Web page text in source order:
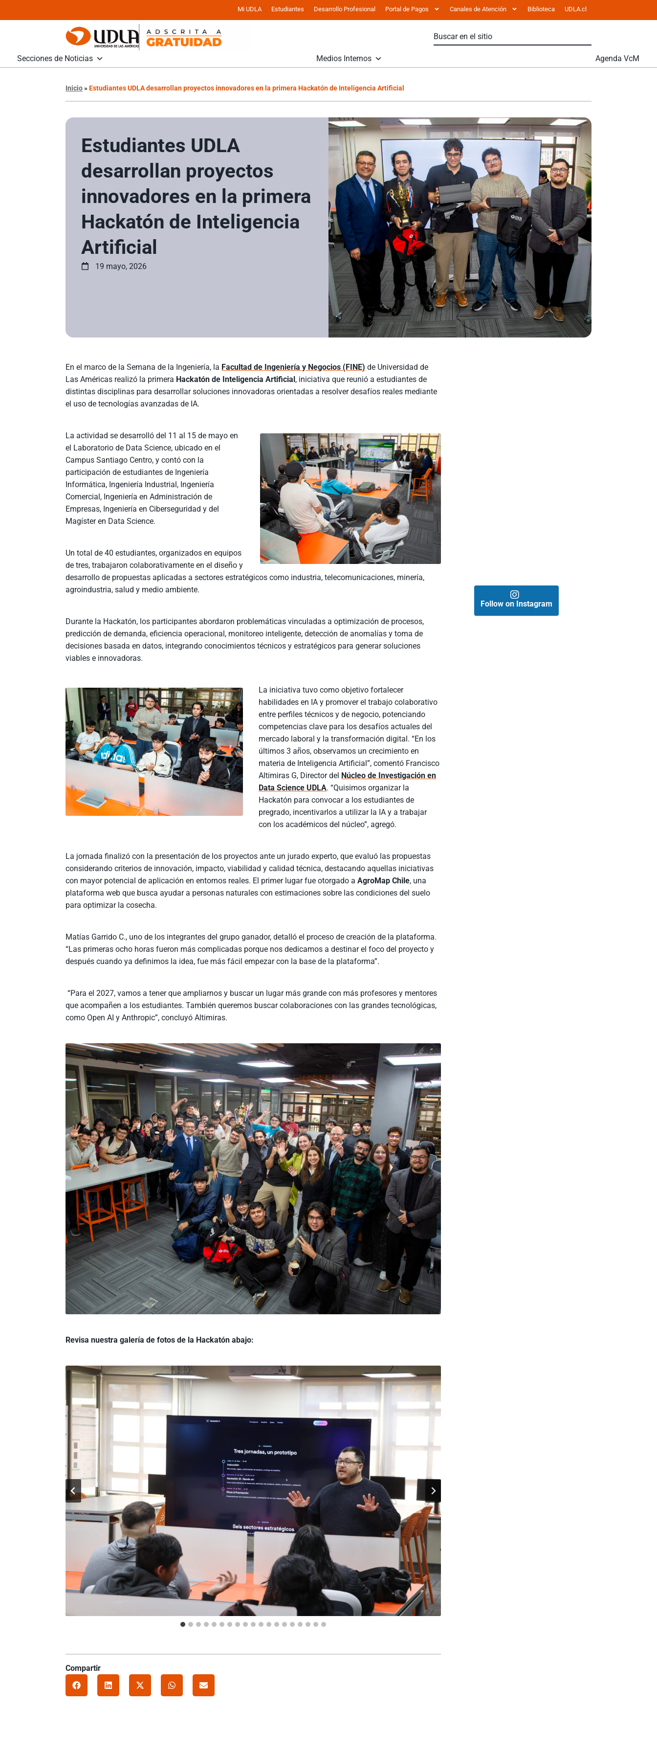
Mi UDLA Estudiantes Desarrollo Profesional Portal de Pagos Canales de Atención Biblioteca UDLA.cl
Secciones de Noticias Medios Internos Agenda VcM
Inicio»Estudiantes UDLA desarrollan proyectos innovadores en la primera Hackatón de Inteligencia Artificial
Estudiantes UDLA
desarrollan proyectos
innovadores en la primera
Hackatón de Inteligencia
Artificial
19 mayo, 2026
En el marco de la Semana de la Ingeniería, la Facultad de Ingeniería y Negocios (FINE) de Universidad de
Las Américas realizó la primera Hackatón de Inteligencia Artificial, iniciativa que reunió a estudiantes de
distintas disciplinas para desarrollar soluciones innovadoras orientadas a resolver desafíos reales mediante
el uso de tecnologías avanzadas de IA.
La actividad se desarrolló del 11 al 15 de mayo en
el Laboratorio de Data Science, ubicado en el
Campus Santiago Centro, y contó con la
participación de estudiantes de Ingeniería
Informática, Ingeniería Industrial, Ingeniería
Comercial, Ingeniería en Administración de
Empresas, Ingeniería en Ciberseguridad y del
Magíster en Data Science.
Un total de 40 estudiantes, organizados en equipos
de tres, trabajaron colaborativamente en el diseño y
desarrollo de propuestas aplicadas a sectores estratégicos como industria, telecomunicaciones, minería,
agroindustria, salud y medio ambiente.
Durante la Hackatón, los participantes abordaron problemáticas vinculadas a optimización de procesos,
predicción de demanda, eficiencia operacional, monitoreo inteligente, detección de anomalías y toma de
decisiones basada en datos, integrando conocimientos técnicos y estratégicos para generar soluciones
viables e innovadoras.
La iniciativa tuvo como objetivo fortalecer
habilidades en IA y promover el trabajo colaborativo
entre perfiles técnicos y de negocio, potenciando
competencias clave para los desafíos actuales del
mercado laboral y la transformación digital. “En los
últimos 3 años, observamos un crecimiento en
materia de Inteligencia Artificial”, comentó Francisco
Altimiras G, Director del Núcleo de Investigación en
Data Science UDLA. “Quisimos organizar la
Hackatón para convocar a los estudiantes de
pregrado, incentivarlos a utilizar la IA y a trabajar
con los académicos del núcleo”, agregó.
La jornada finalizó con la presentación de los proyectos ante un jurado experto, que evaluó las propuestas
considerando criterios de innovación, impacto, viabilidad y calidad técnica, destacando aquellas iniciativas
con mayor potencial de aplicación en entornos reales. El primer lugar fue otorgado aAgroMap Chile, una
plataforma web que busca ayudar a personas naturales con estimaciones sobre las condiciones del suelo
para optimizar la cosecha.
Matías Garrido C., uno de los integrantes del grupo ganador, detalló el proceso de creación de la plataforma.
“Las primeras ocho horas fueron más complicadas porque nos dedicamos a destinar el foco del proyecto y
después cuando ya definimos la idea, fue más fácil empezar con la base de la plataforma”.
“Para el 2027, vamos a tener que ampliarnos y buscar un lugar más grande con más profesores y mentores
que acompañen a los estudiantes. También queremos buscar colaboraciones con las grandes tecnológicas,
como Open AI y Anthropic”, concluyó Altimiras.
Revisa nuestra galería de fotos de la Hackatón abajo:
Compartir
Follow on Instagram